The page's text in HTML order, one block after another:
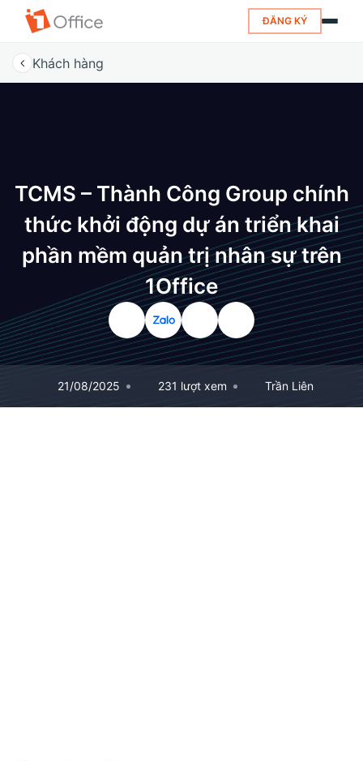
ĐĂNG KÝ
Khách hàng
TCMS – Thành Công Group chính
thức khởi động dự án triển khai
phần mềm quản trị nhân sự trên
1Office
21/08/2025 231 lượt xem Trần Liên